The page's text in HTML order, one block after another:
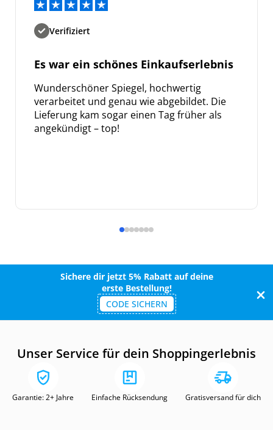
Verifiziert
Es war ein schönes Einkaufserlebnis
Wunderschöner Spiegel, hochwertig
verarbeitet und genau wie abgebildet. Die
Lieferung kam sogar einen Tag früher als
angekündigt – top!
Sichere dir jetzt 5% Rabatt auf deine
erste Bestellung!
CODE SICHERN
Unser Service für dein Shoppingerlebnis
Garantie: 2+ Jahre Einfache Rücksendung Gratisversand für dich